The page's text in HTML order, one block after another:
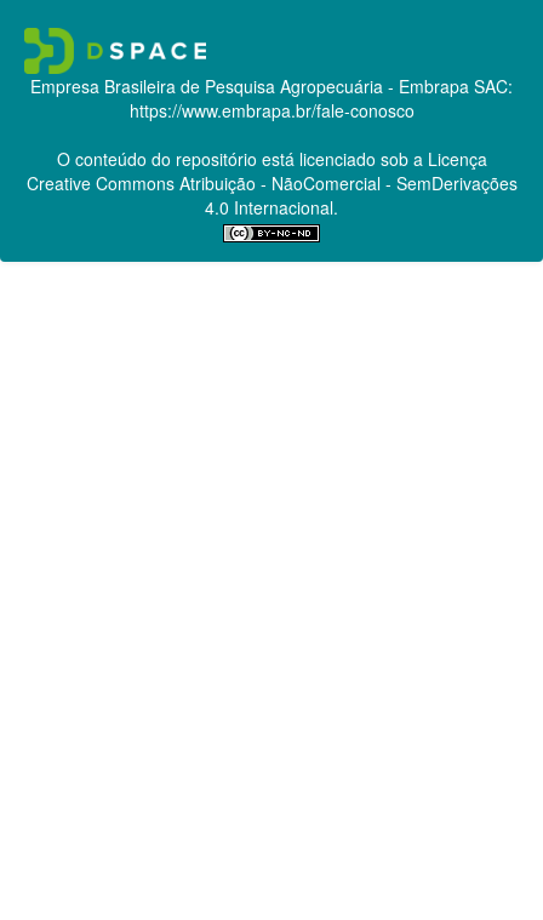
Empresa Brasileira de Pesquisa Agropecuária - Embrapa SAC:
https://www.embrapa.br/fale-conosco
O conteúdo do repositório está licenciado sob a Licença
Creative CommonsAtribuição - NãoComercial - SemDerivações
4.0 Internacional.